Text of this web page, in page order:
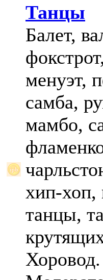
Танцы
Балет,
менуэт,
самба,
мамбо,
хип-хоп,
танцы,
Хоровод.